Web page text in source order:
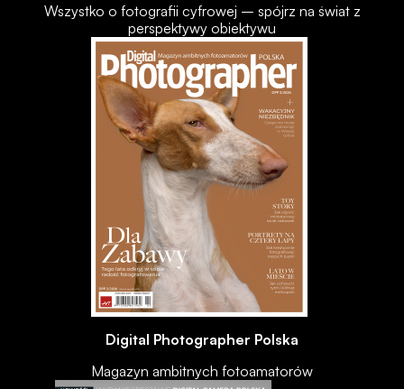
Wszystko o fotografii cyfrowej – spójrz na świat z
perspektywy obiektywu
Digital Photographer Polska
Magazyn ambitnych fotoamatorów